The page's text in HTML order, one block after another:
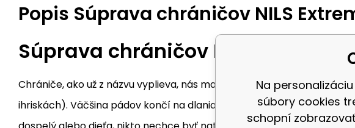
Popis Súprava chráničov NILS
Súprava chráničov NILS Extreme
Chrániče, ako už z názvu vyplieva, nás majú za úlohu chrániť.
ihriskách). Väčšina pádov končí na dlaniach, kolenách a lakťoch,
Na
súbory cookies
schopní